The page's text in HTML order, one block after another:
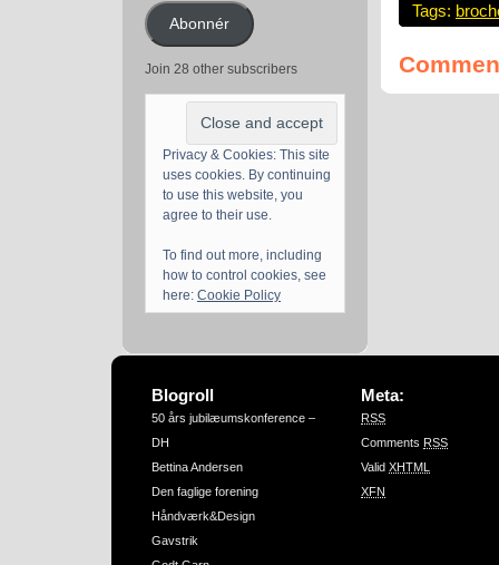
adresseAbonnér
Join 28 other subscribers
Privacy & Cookies: This site
uses cookies. By continuing
to use this website, you
agree to their use.
To find out more, including
how to control cookies, see
here: Cookie Policy
Tags:
Blogroll
50 års jubilæumskonference –
DH
Bettina Andersen
Den faglige forening
Håndværk&Design
Gavstrik
Meta:
RSS
Comments RSS
Valid XHTML
XFN